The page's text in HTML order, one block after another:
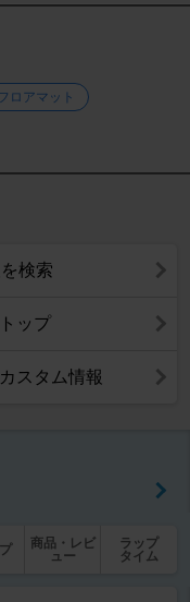
ロアマット
検索
ップ
スタム情報
商品・レビ
ュー
ラップ
タイム